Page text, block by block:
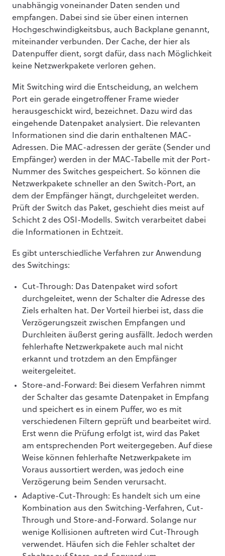
unabhängig voneinander Daten senden und
empfangen. Dabei sind sie über einen internen
Hochgeschwindigkeitsbus, auch Backplane genannt,
miteinander verbunden. Der Cache, der hier als
Datenpuffer dient, sorgt dafür, dass nach Möglichkeit
keine Netzwerkpakete verloren gehen.
Mit Switching wird die Entscheidung, an welchem
Port ein gerade eingetroffener Frame wieder
herausgeschickt wird, bezeichnet. Dazu wird das
eingehende Datenpaket analysiert. Die relevanten
Informationen sind die darin enthaltenen MAC-
Adressen. Die MAC-adressen der geräte (Sender und
Empfänger) werden in der MAC-Tabelle mit der Port-
Nummer des Switches gespeichert. So können die
Netzwerkpakete schneller an den Switch-Port, an
dem der Empfänger hängt, durchgeleitet werden.
Prüft der Switch das Paket, geschieht dies meist auf
Schicht 2 des OSI-Modells. Switch verarbeitet dabei
die Informationen in Echtzeit.
Es gibt unterschiedliche Verfahren zur Anwendung
des Switchings:
Cut-Through: Das Datenpaket wird sofort
durchgeleitet, wenn der Schalter die Adresse des
Ziels erhalten hat. Der Vorteil hierbei ist, dass die
Verzögerungszeit zwischen Empfangen und
Durchleiten äußerst gering ausfällt. Jedoch werden
fehlerhafte Netzwerkpakete auch mal nicht
erkannt und trotzdem an den Empfänger
weitergeleitet.
Store-and-Forward: Bei diesem Verfahren nimmt
der Schalter das gesamte Datenpaket in Empfang
und speichert es in einem Puffer, wo es mit
verschiedenen Filtern geprüft und bearbeitet wird.
Erst wenn die Prüfung erfolgt ist, wird das Paket
am entsprechenden Port weitergegeben. Auf diese
Weise können fehlerhafte Netzwerkpakete im
Voraus aussortiert werden, was jedoch eine
Verzögerung beim Senden verursacht.
Adaptive-Cut-Through: Es handelt sich um eine
Kombination aus den Switching-Verfahren, Cut-
Through und Store-and-Forward. Solange nur
wenige Kollisionen auftreten wird Cut-Through
verwendet. Häufen sich die Fehler schaltet der